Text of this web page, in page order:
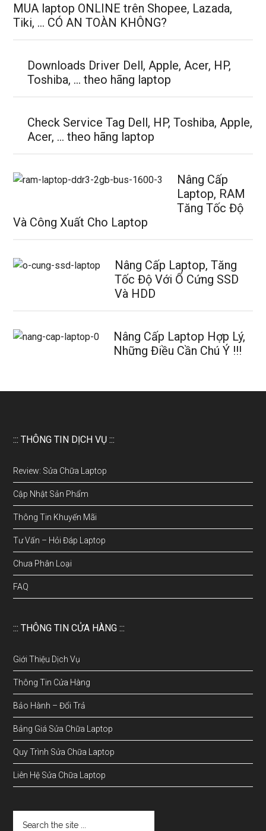
MUA laptop ONLINE trên Shopee, Lazada,
Tiki, … CÓ AN TOÀN KHÔNG?
Downloads Driver Dell, Apple, Acer, HP,
Toshiba, … theo hãng laptop
Check Service Tag Dell, HP, Toshiba, Apple,
Acer, … theo hãng laptop
Nâng Cấp
Laptop, RAM
Tăng Tốc Độ
Và Công Xuất Cho Laptop
Nâng Cấp Laptop, Tăng
Tốc Độ Với Ổ Cứng SSD
Và HDD
Nâng Cấp Laptop Hợp Lý,
Những Điều Cần Chú Ý !!!
::: THÔNG TIN DỊCH VỤ :::
Review: Sửa Chữa Laptop
Cập Nhật Sản Phẩm
Thông Tin Khuyến Mãi
Tư Vấn – Hỏi Đáp Laptop
Chưa Phân Loại
FAQ
::: THÔNG TIN CỬA HÀNG :::
Giới Thiệu Dịch Vụ
Thông Tin Cửa Hàng
Bảo Hành – Đổi Trả
Bảng Giá Sửa Chữa Laptop
Quy Trình Sửa Chữa Laptop
Liên Hệ Sửa Chữa Laptop